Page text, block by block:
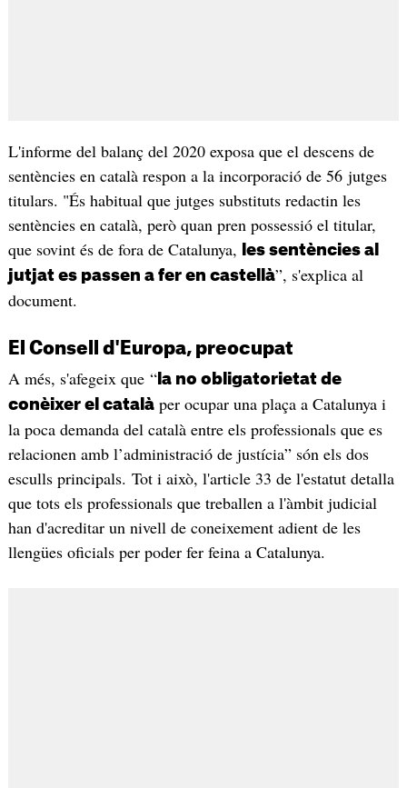
L'informe del balanç del 2020 exposa que el descens de
sentències en català respon a la incorporació de 56 jutges
titulars. "És habitual que jutges substituts redactin les
sentències en català, però quan pren possessió el titular,
que sovint és de fora de Catalunya,
les sentències al
jutjat es passen a fer en castellà”, s'explica al
document.
El Consell d'Europa, preocupat
A més, s'afegeix que “la no obligatorietat de
conèixer el catalàper ocupar una plaça a Catalunya i
la poca demanda del català entre els professionals que es
relacionen amb l’administració de justícia” són els dos
esculls principals. Tot i això, l'article 33 de l'estatut detalla
que tots els professionals que treballen a l'àmbit judicial
han d'acreditar un nivell de coneixement adient de les
llengües oficials per poder fer feina a Catalunya.